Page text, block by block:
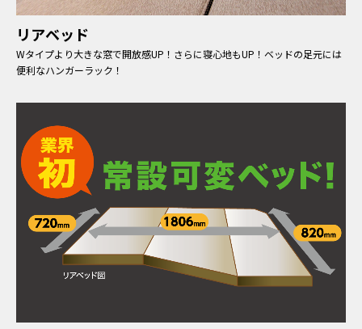
リアベッド
Wタイプより大きな窓で開放感UP！さらに寝心地もUP！ベッドの足元には
便利なハンガーラック！